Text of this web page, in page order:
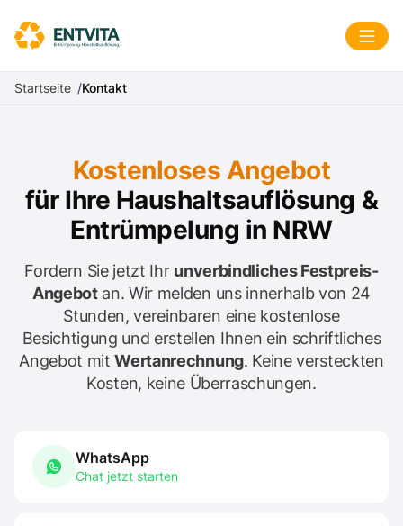
Startseite Kontakt
Kostenloses Angebot
für Ihre Haushaltsauflösung &
Entrümpelung in NRW
Fordern Sie jetzt Ihr unverbindliches Festpreis-
Angebotan. Wir melden uns innerhalb von 24
Stunden, vereinbaren eine kostenlose
Besichtigung und erstellen Ihnen ein schriftliches
Angebot mitWertanrechnung. Keine versteckten
Kosten, keine Überraschungen.
WhatsApp
Chat jetzt starten